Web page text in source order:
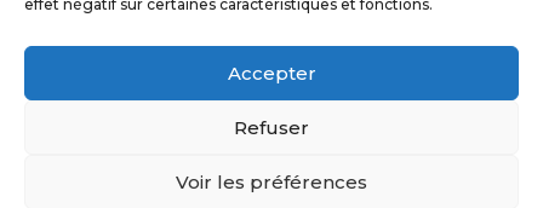
effet négatif sur certaines caractéristiques et fonctions.
Accepter
Refuser
Voir les préférences